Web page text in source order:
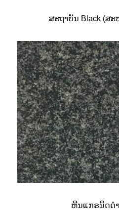
ສະຖາບັນ Black (ສະ
ຫີນແກຣນິດດ